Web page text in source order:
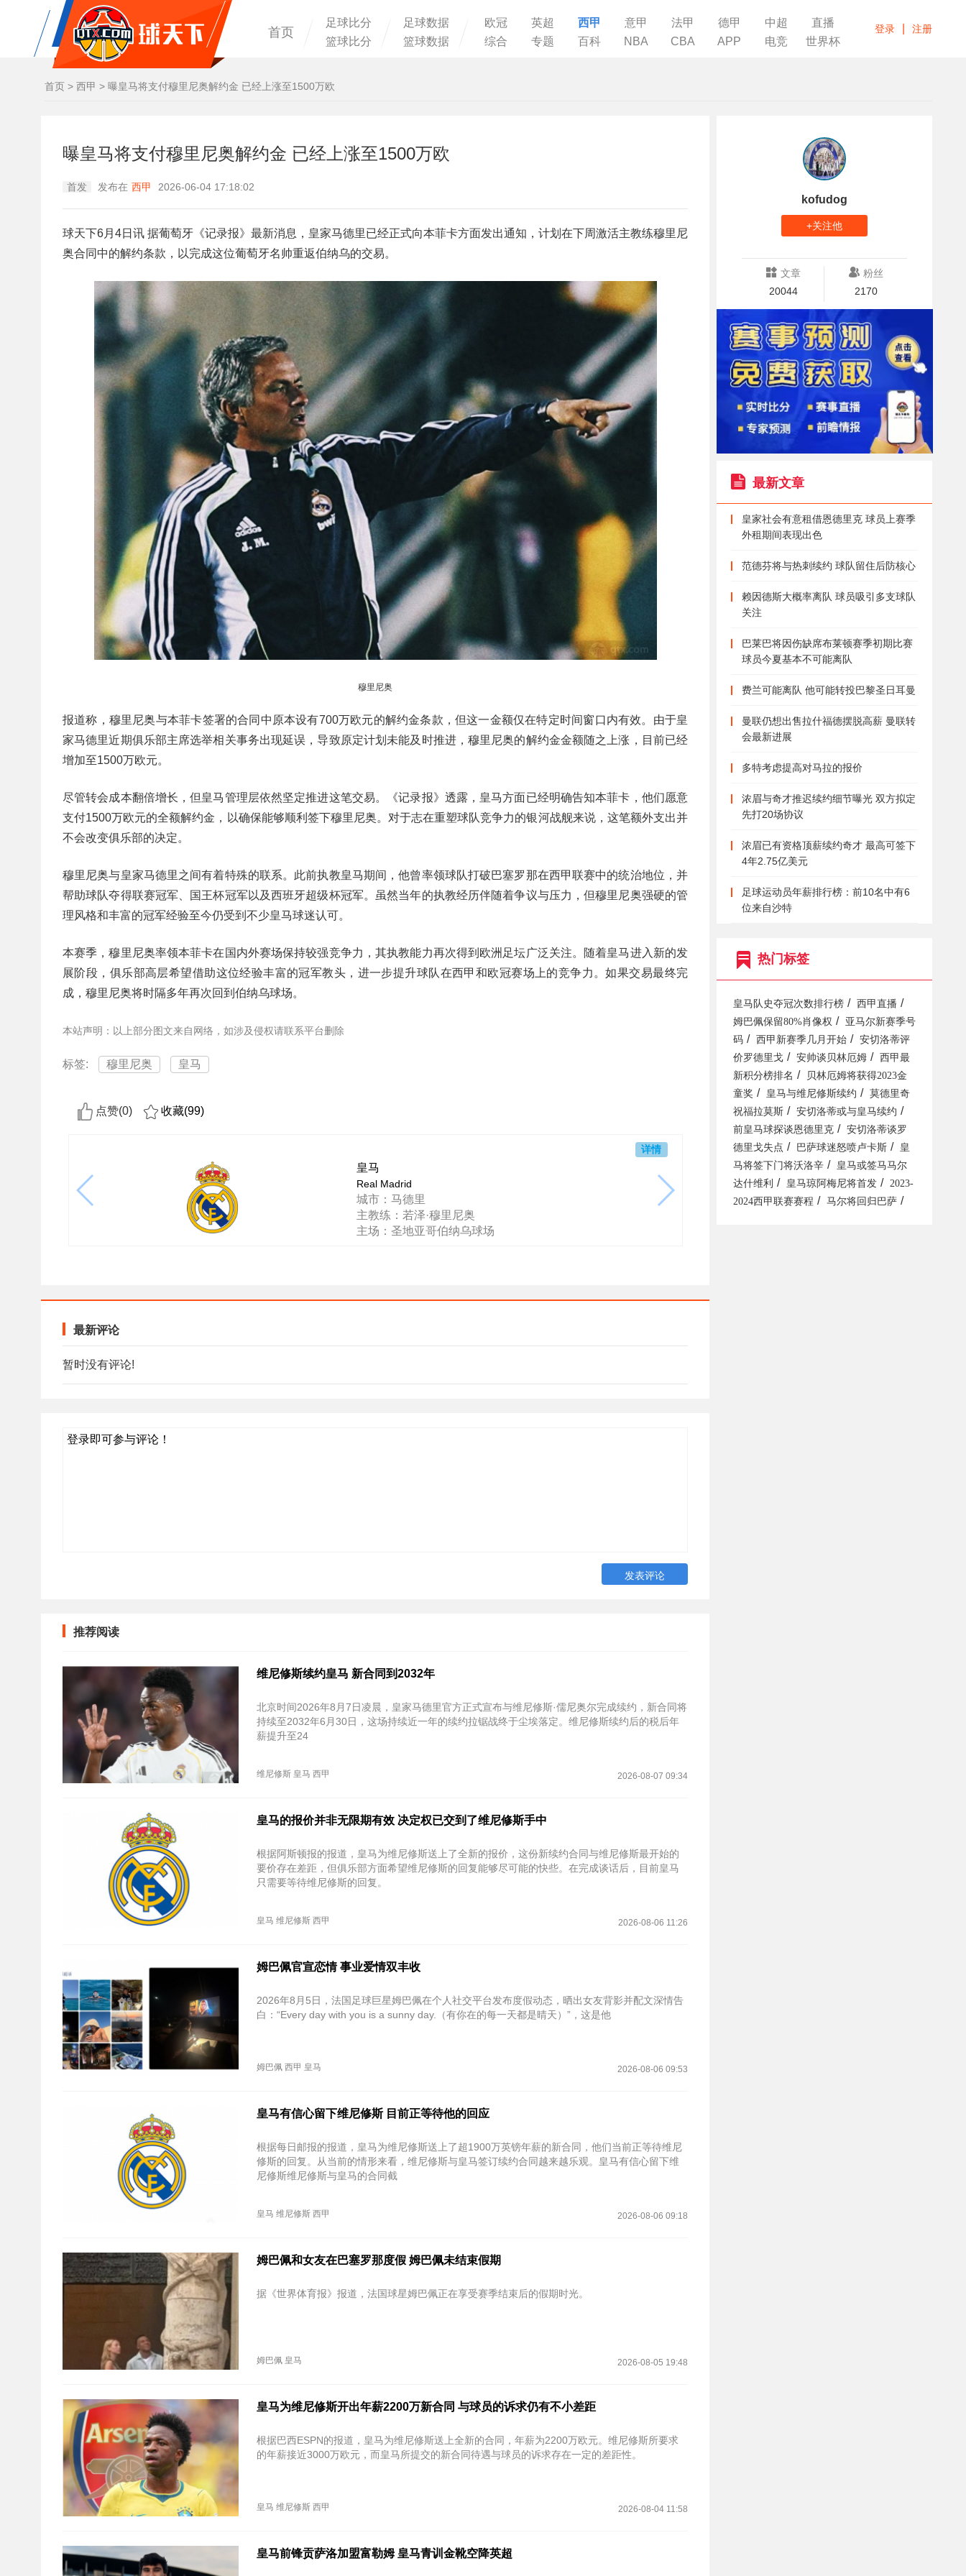
首页
足球比分
篮球比分
足球数据
篮球数据
欧冠 英超 西甲 意甲 法甲 德甲 中超
直播
综合
专题 百科 NBA CBA APP 电竞 世界杯
登录 注册
首页 > 西甲 > 曝皇马将支付穆里尼奥解约金 已经上涨至1500万欧
曝皇马将支付穆里尼奥解约金 已经上涨至1500万欧
首发 发布在 西甲 2026-06-04 17:18:02
球天下6月4日讯 据葡萄牙《记录报》最新消息，皇家马德里已经正式向本菲卡方面发出通知，计划在下周激活主教练穆里尼
奥合同中的解约条款，以完成这位葡萄牙名帅重返伯纳乌的交易。
穆里尼奥
报道称，穆里尼奥与本菲卡签署的合同中原本设有700万欧元的解约金条款，但这一金额仅在特定时间窗口内有效。由于皇
家马德里近期俱乐部主席选举相关事务出现延误，导致原定计划未能及时推进，穆里尼奥的解约金金额随之上涨，目前已经
增加至1500万欧元。
尽管转会成本翻倍增长，但皇马管理层依然坚定推进这笔交易。《记录报》透露，皇马方面已经明确告知本菲卡，他们愿意
支付1500万欧元的全额解约金，以确保能够顺利签下穆里尼奥。对于志在重塑球队竞争力的银河战舰来说，这笔额外支出并
不会改变俱乐部的决定。
穆里尼奥与皇家马德里之间有着特殊的联系。此前执教皇马期间，他曾率领球队打破巴塞罗那在西甲联赛中的统治地位，并
帮助球队夺得联赛冠军、国王杯冠军以及西班牙超级杯冠军。虽然当年的执教经历伴随着争议与压力，但穆里尼奥强硬的管
理风格和丰富的冠军经验至今仍受到不少皇马球迷认可。
本赛季，穆里尼奥率领本菲卡在国内外赛场保持较强竞争力，其执教能力再次得到欧洲足坛广泛关注。随着皇马进入新的发
展阶段，俱乐部高层希望借助这位经验丰富的冠军教头，进一步提升球队在西甲和欧冠赛场上的竞争力。如果交易最终完
成，穆里尼奥将时隔多年再次回到伯纳乌球场。
本站声明：以上部分图文来自网络，如涉及侵权请联系平台删除
标签: 穆里尼奥 皇马
点赞(0) 收藏(99)
详情
皇马
Real Madrid
城市：马德里
主教练：若泽·穆里尼奥
主场：圣地亚哥伯纳乌球场
最新评论
暂时没有评论!
登录即可参与评论！
推荐阅读
维尼修斯续约皇马 新合同到2032年
北京时间2026年8月7日凌晨，皇家马德里官方正式宣布与维尼修斯·儒尼奥尔完成续约，新合同将
持续至‌2032年6月30日‌，这场持续近一年的续约拉锯战终于尘埃落定。维尼修斯续约后的税后年
薪提升至‌24
维尼修斯 皇马 西甲 2026-08-07 09:34
皇马的报价并非无限期有效 决定权已交到了维尼修斯手中
根据阿斯顿报的报道，皇马为维尼修斯送上了全新的报价，这份新续约合同与维尼修斯最开始的
要价存在差距，但俱乐部方面希望维尼修斯的回复能够尽可能的快些。在完成谈话后，目前皇马
只需要等待维尼修斯的回复。
皇马 维尼修斯 西甲 2026-08-06 11:26
姆巴佩官宣恋情 事业爱情双丰收
2026年8月5日，法国足球巨星姆巴佩在个人社交平台发布度假动态，晒出女友背影并配文深情告
白：“Every day with you is a sunny day.（有你在的每一天都是晴天）”，这是他
姆巴佩 西甲 皇马 2026-08-06 09:53
皇马有信心留下维尼修斯 目前正等待他的回应
根据每日邮报的报道，皇马为维尼修斯送上了超1900万英镑年薪的新合同，他们当前正等待维尼
修斯的回复。从当前的情形来看，维尼修斯与皇马签订续约合同越来越乐观。皇马有信心留下维
尼修斯维尼修斯与皇马的合同截
皇马 维尼修斯 西甲 2026-08-06 09:18
姆巴佩和女友在巴塞罗那度假 姆巴佩未结束假期
据《世界体育报》报道，法国球星姆巴佩正在享受赛季结束后的假期时光。
姆巴佩 皇马 2026-08-05 19:48
皇马为维尼修斯开出年薪2200万新合同 与球员的诉求仍有不小差距
根据巴西ESPN的报道，皇马为维尼修斯送上全新的合同，年薪为2200万欧元。维尼修斯所要求
的年薪接近3000万欧元，而皇马所提交的新合同待遇与球员的诉求存在一定的差距性。
皇马 维尼修斯 西甲 2026-08-04 11:58
皇马前锋贡萨洛加盟富勒姆 皇马青训金靴空降英超
kofudog
+关注他
文章
20044
粉丝
2170
最新文章
皇家社会有意租借恩德里克 球员上赛季
外租期间表现出色
范德芬将与热刺续约 球队留住后防核心
赖因德斯大概率离队 球员吸引多支球队
关注
巴莱巴将因伤缺席布莱顿赛季初期比赛
球员今夏基本不可能离队
费兰可能离队 他可能转投巴黎圣日耳曼
曼联仍想出售拉什福德摆脱高薪 曼联转
会最新进展
多特考虑提高对马拉的报价
浓眉与奇才推迟续约细节曝光 双方拟定
先打20场协议
浓眉已有资格顶薪续约奇才 最高可签下
4年2.75亿美元
足球运动员年薪排行榜：前10名中有6
位来自沙特
热门标签
皇马队史夺冠次数排行榜 / 西甲直播 /
姆巴佩保留80%肖像权 /
亚马尔新赛季号
码 / 西甲新赛季几月开始 /
安切洛蒂评
价罗德里戈 / 安帅谈贝林厄姆 /
西甲最
新积分榜排名 /
贝林厄姆将获得2023金
童奖 / 皇马与维尼修斯续约 /
莫德里奇
祝福拉莫斯 / 安切洛蒂或与皇马续约 /
前皇马球探谈恩德里克 /
安切洛蒂谈罗
德里戈失点 / 巴萨球迷怒喷卢卡斯 /
皇
马将签下门将沃洛辛 /
皇马或签马马尔
达什维利 / 皇马琼阿梅尼将首发 /
2023-
2024西甲联赛赛程 / 马尔将回归巴萨 /